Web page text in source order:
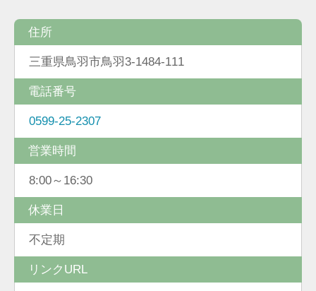
住所
三重県鳥羽市鳥羽3-1484-111
電話番号
0599-25-2307
営業時間
8:00～16:30
休業日
不定期
リンクURL